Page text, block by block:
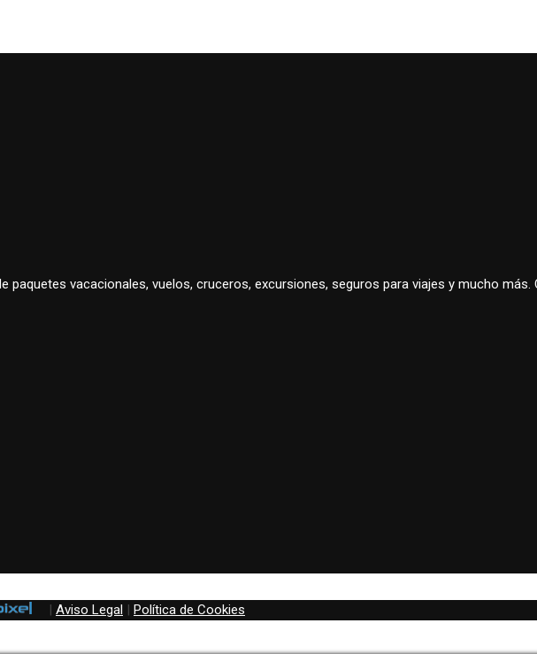
paquetes vacacionales, vuelos, cruceros, excursiones, seguros para viajes y mucho
| Aviso Legal | Política de Cookies